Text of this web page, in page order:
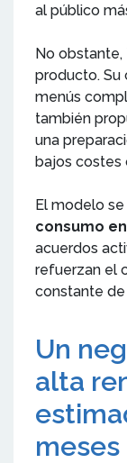
al público
No obstante,
producto. Su
menús
también
una
bajos costes
El modelo
consumo
acuerdos
refuerzan el
constante de
Un
alta
meses